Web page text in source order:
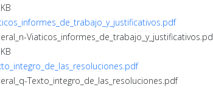
Texto_integro_de_las_resoluciones.pdf